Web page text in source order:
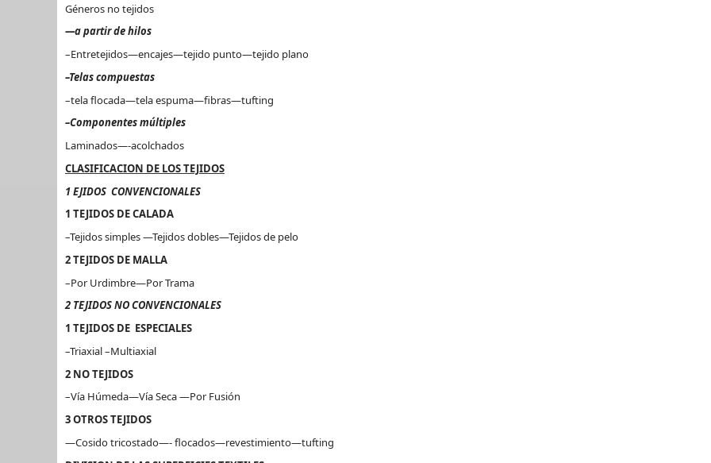
Géneros no tejidos
—a partir de hilos
–Entretejidos—encajes—tejido punto—tejido plano
–Telas compuestas
–tela flocada—tela espuma—fibras—tufting
–Componentes múltiples
Laminados—-acolchados
CLASIFICACION DE LOS TEJIDOS
1 EJIDOS CONVENCIONALES
1 TEJIDOS DE CALADA
–Tejidos simples —Tejidos dobles—Tejidos de pelo
2 TEJIDOS DE MALLA
–Por Urdimbre—Por Trama
2 TEJIDOS NO CONVENCIONALES
1 TEJIDOS DE ESPECIALES
–Triaxial –Multiaxial
2 NO TEJIDOS
–Vía Húmeda—Vía Seca —Por Fusión
3 OTROS TEJIDOS
—Cosido tricostado—- flocados—revestimiento—tufting